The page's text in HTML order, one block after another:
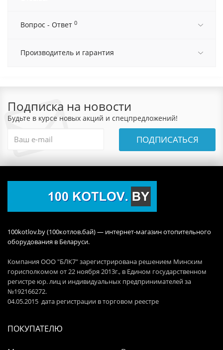
Вопрос - Ответ 0
Производитель и гарантия
Подписка на новости
Будьте в курсе новых акций и спецпредложений!
ПОДПИСАТЬСЯ
100kotlov.by (100котлов.бай) — интернет-магазин отопительного
оборудования в Беларуси.
Компания ООО "БЛК7" зарегистрирована решением Минским
горисполкомом от 22 ноября 2013г., в Едином государственном
регистре юр. лиц и индивидуальных предпринимателей за
№192166272.
04.05.2015 дата регистрации в торговом реестре
ПОКУПАТЕЛЮ